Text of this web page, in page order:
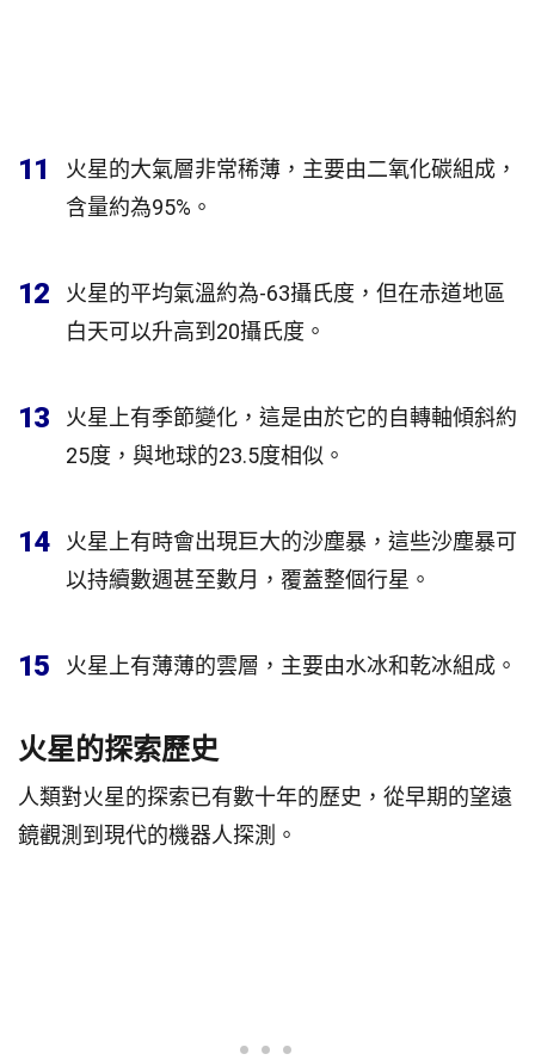
11
火星的大氣層非常稀薄，主要由二氧化碳組成，
含量約為95%。
12
火星的平均氣溫約為-63攝氏度，但在赤道地區
白天可以升高到20攝氏度。
13
火星上有季節變化，這是由於它的自轉軸傾斜約
25度，與地球的23.5度相似。
14
火星上有時會出現巨大的沙塵暴，這些沙塵暴可
以持續數週甚至數月，覆蓋整個行星。
15 火星上有薄薄的雲層，主要由水冰和乾冰組成。
火星的探索歷史
人類對火星的探索已有數十年的歷史，從早期的望遠
鏡觀測到現代的機器人探測。